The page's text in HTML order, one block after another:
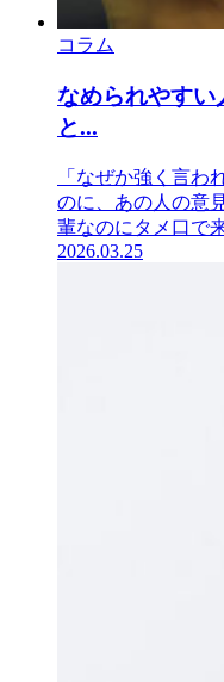
コラム
なめられやすい
と...
「なぜか強く言わ
のに、あの人の意
輩なのにタメ口で
2026.03.25